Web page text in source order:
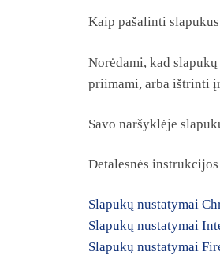
Kaip pašalinti
Norėdami, kad
priimami, arba ištrinti
Savo naršyklėje
Detalesnės
Slapukų nustatymai
Slapukų nustatymai
Slapukų nustatymai